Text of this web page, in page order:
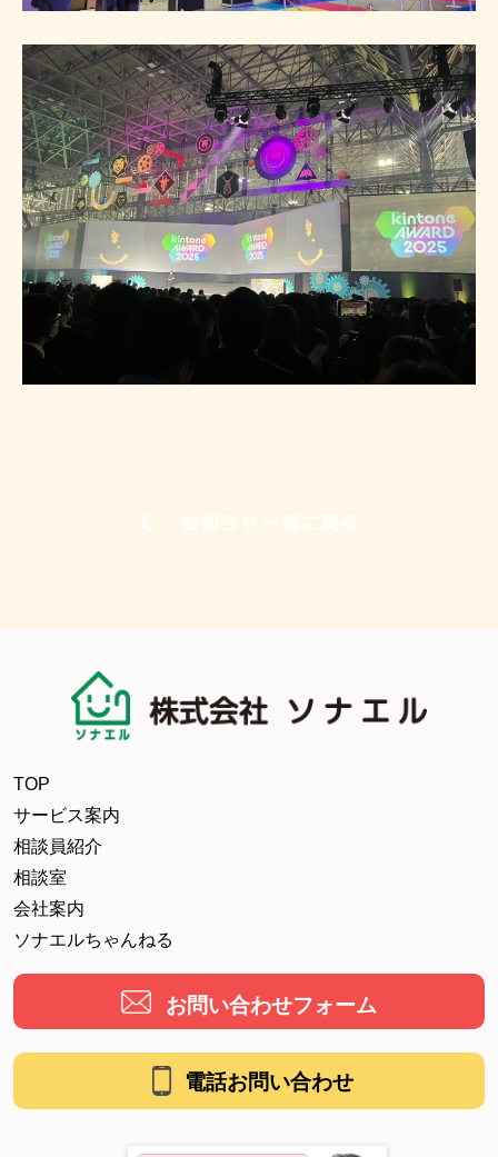
TOP
サービス案内
相談員紹介
相談室
会社案内
ソナエルちゃんねる
お問い合わせフォーム
電話お問い合わせ